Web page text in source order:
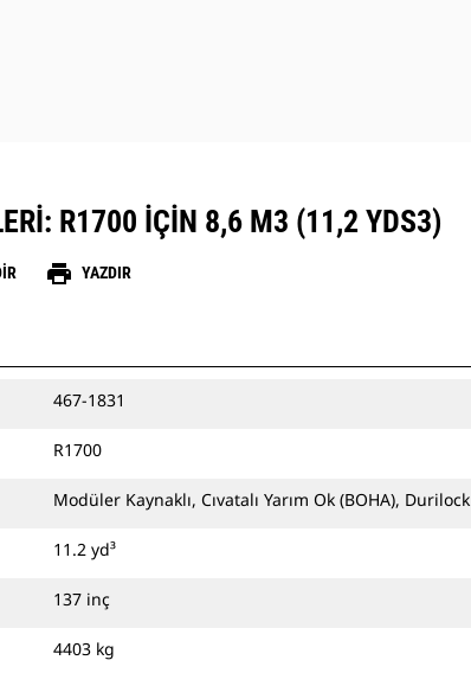
R1700 IÇIN 8,6 M3 (11,2 YDS3)
print YAZDIR
467-1831
R1700
Modüler Kaynaklı, Cıvatalı Yarım Ok (BOHA), Durilock
11.2 yd³
137 inç
4403 kg